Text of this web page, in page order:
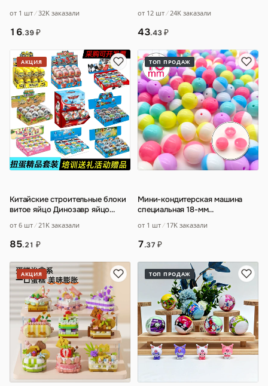
от 1 шт 32K заказали
16.39₽
от 12 шт 24K заказали
43.43₽
АКЦИЯ
Китайские строительные блоки
витое яйцо Динозавр яйцо
собранн…
от 6 шт 21K заказали
85.21 ₽
ТОП ПРОДАЖ
Мини-кондитерская машина
специальная 18-мм
от 1 шт 17K заказали
7.37 ₽
АКЦИЯ ТОП ПРОДАЖ